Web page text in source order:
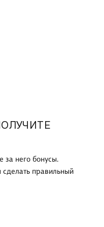
за него бонусы.
правильный